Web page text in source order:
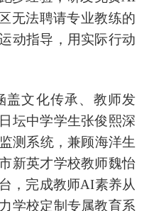
无法聘请专业教练的
动指导，用实际行动
盖文化传承、教师发
坛中学学生张俊熙深
测系统，兼顾海洋生
新英才学校教师魏怡
，完成教师AI素养从
学校定制专属教育系